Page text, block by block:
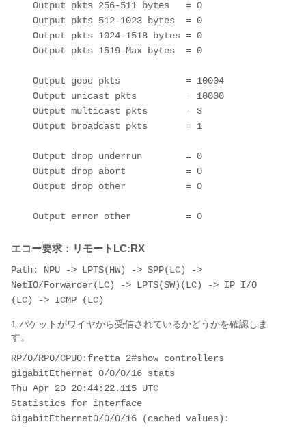
Output pkts 256-511 bytes   = 0
Output pkts 512-1023 bytes  = 0
Output pkts 1024-1518 bytes = 0
Output pkts 1519-Max bytes  = 0
Output good pkts            = 10004
Output unicast pkts         = 10000
Output multicast pkts       = 3
Output broadcast pkts       = 1
Output drop underrun        = 0
Output drop abort           = 0
Output drop other           = 0
Output error other          = 0
エコー要求：リモートLC:RX
Path: NPU -> LPTS(HW) -> SPP(LC) ->
NetIO/Forwarder(LC) -> LPTS(SW)(LC) -> IP I/O
(LC) -> ICMP (LC)
1.パケットがワイヤから受信されているかどうかを確認しま
す。
RP/0/RP0/CPU0:fretta_2#show controllers
gigabitEthernet 0/0/0/16 stats
Thu Apr 20 20:44:22.115 UTC
Statistics for interface
GigabitEthernet0/0/0/16 (cached values):